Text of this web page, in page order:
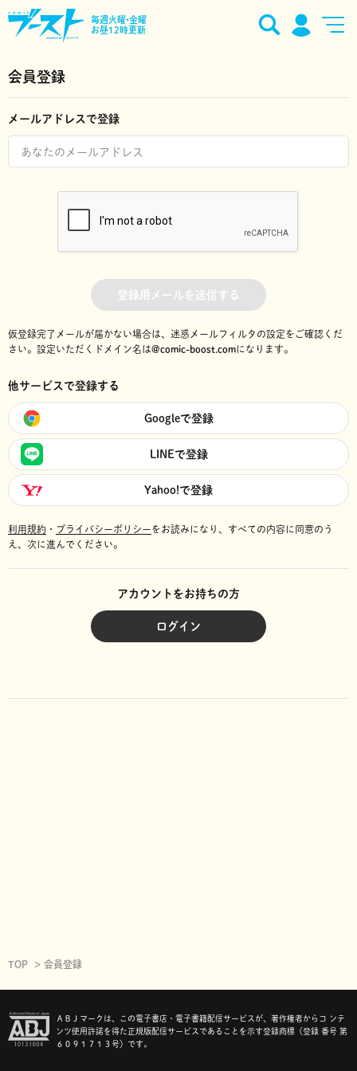
毎週火曜•金曜
お昼12時更新
会員登録
メールアドレスで登録
登録用メールを送信する
仮登録完了メールが届かない場合は、迷惑メールフィルタの設定をご確認くだ
さい。 設定いただくドメイン名は@comic-boost.comになります。
他サービスで登録する
Googleで登録
LINEで登録
Yahoo!で登録
利用規約 ・ プライバシーポリシーをお読みになり、 すべての内容に同意のう
え、次に進んでください。
アカウントをお持ちの方
ログイン
TOP 会員登録
ＡＢＪマークは、この電子書店・電子書籍配信サービスが、著作権者からコ ンテ
ンツ使用許諾を得た正規版配信サービスであることを示す登録商標（登録 番号 第
６０９１７１３号）です。